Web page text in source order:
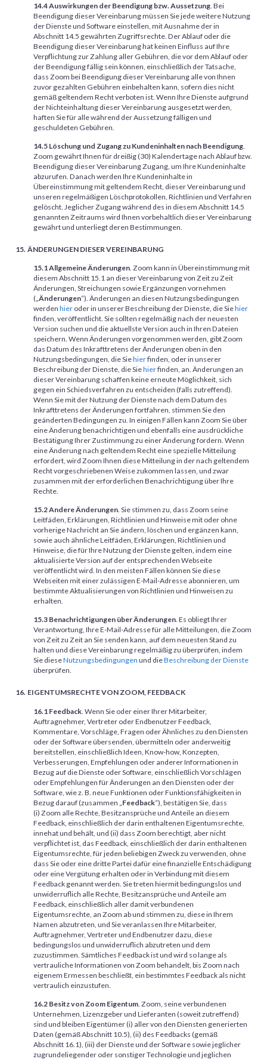
14.4 Auswirkungen der Beendigung bzw. Aussetzung. Bei
Beendigung dieser Vereinbarung müssen Sie jede weitere Nutzung
der Dienste und Software einstellen, mit Ausnahme der in
Abschnitt 14.5 gewährten Zugriffsrechte. Der Ablauf oder die
Beendigung dieser Vereinbarung hat keinen Einfluss auf Ihre
Verpflichtung zur Zahlung aller Gebühren, die vor dem Ablauf oder
der Beendigung fällig sein können, einschließlich der Tatsache,
dass Zoom bei Beendigung dieser Vereinbarung alle von Ihnen
zuvor gezahlten Gebühren einbehalten kann, sofern dies nicht
gemäß geltendem Recht verboten ist. Wenn Ihre Dienste aufgrund
der Nichteinhaltung dieser Vereinbarung ausgesetzt werden,
haften Sie für alle während der Aussetzung fälligen und
geschuldeten Gebühren.
14.5 Löschung und Zugang zu Kundeninhalten nach Beendigung.
Zoom gewährt Ihnen für dreißig (30) Kalendertage nach Ablauf bzw.
Beendigung dieser Vereinbarung Zugang, um Ihre Kundeninhalte
abzurufen. Danach werden Ihre Kundeninhalte in
Übereinstimmung mit geltendem Recht, dieser Vereinbarung und
unseren regelmäßigen Löschprotokollen, Richtlinien und Verfahren
gelöscht. Jeglicher Zugang während des in diesem Abschnitt 14.5
genannten Zeitraums wird Ihnen vorbehaltlich dieser Vereinbarung
gewährt und unterliegt deren Bestimmungen.
ÄNDERUNGEN DIESER VEREINBARUNG
15.1 Allgemeine Änderungen. Zoom kann in Übereinstimmung mit
diesem Abschnitt 15.1 an dieser Vereinbarung von Zeit zu Zeit
Änderungen, Streichungen sowie Ergänzungen vornehmen
(„Änderungen“). Änderungen an diesen Nutzungsbedingungen
werden hieroder in unserer Beschreibung der Dienste, die Siehier
finden, veröffentlicht. Sie sollten regelmäßig nach der neuesten
Version suchen und die aktuellste Version auch in Ihren Dateien
speichern. Wenn Änderungen vorgenommen werden, gibt Zoom
das Datum des Inkrafttretens der Änderungen oben in den
Nutzungsbedingungen, die Siehierfinden, oder in unserer
Beschreibung der Dienste, die Siehierfinden, an. Änderungen an
dieser Vereinbarung schaffen keine erneute Möglichkeit, sich
gegen ein Schiedsverfahren zu entscheiden (falls zutreffend).
Wenn Sie mit der Nutzung der Dienste nach dem Datum des
Inkrafttretens der Änderungen fortfahren, stimmen Sie den
geänderten Bedingungen zu. In einigen Fällen kann Zoom Sie über
eine Änderung benachrichtigen und ebenfalls eine ausdrückliche
Bestätigung Ihrer Zustimmung zu einer Änderung fordern. Wenn
eine Änderung nach geltendem Recht eine spezielle Mitteilung
erfordert, wird Zoom Ihnen diese Mitteilung in der nach geltendem
Recht vorgeschriebenen Weise zukommen lassen, und zwar
zusammen mit der erforderlichen Benachrichtigung über Ihre
Rechte.
15.2 Andere Änderungen. Sie stimmen zu, dass Zoom seine
Leitfäden, Erklärungen, Richtlinien und Hinweise mit oder ohne
vorherige Nachricht an Sie ändern, löschen und ergänzen kann,
sowie auch ähnliche Leitfäden, Erklärungen, Richtlinien und
Hinweise, die für Ihre Nutzung der Dienste gelten, indem eine
aktualisierte Version auf der entsprechenden Webseite
veröffentlicht wird. In den meisten Fällen können Sie diese
Webseiten mit einer zulässigen E-Mail-Adresse abonnieren, um
bestimmte Aktualisierungen von Richtlinien und Hinweisen zu
erhalten.
15.3 Benachrichtigungen über Änderungen. Es obliegt Ihrer
Verantwortung, Ihre E-Mail-Adresse für alle Mitteilungen, die Zoom
von Zeit zu Zeit an Sie senden kann, auf dem neuesten Stand zu
halten und diese Vereinbarung regelmäßig zu überprüfen, indem
Sie dieseNutzungsbedingungen und dieBeschreibung der Dienste
überprüfen.
EIGENTUMSRECHTE VON ZOOM, FEEDBACK
16.1 Feedback. Wenn Sie oder einer Ihrer Mitarbeiter,
Auftragnehmer, Vertreter oder Endbenutzer Feedback,
Kommentare, Vorschläge, Fragen oder Ähnliches zu den Diensten
oder der Software übersenden, übermitteln oder anderweitig
bereitstellen, einschließlich Ideen, Know-how, Konzepten,
Verbesserungen, Empfehlungen oder anderer Informationen in
Bezug auf die Dienste oder Software, einschließlich Vorschlägen
oder Empfehlungen für Änderungen an den Diensten oder der
Software, wie z. B. neue Funktionen oder Funktionsfähigkeiten in
Bezug darauf (zusammen „Feedback“), bestätigen Sie, dass
(i) Zoom alle Rechte, Besitzansprüche und Anteile an diesem
Feedback, einschließlich der darin enthaltenen Eigentumsrechte,
innehat und behält, und (ii) dass Zoom berechtigt, aber nicht
verpflichtet ist, das Feedback, einschließlich der darin enthaltenen
Eigentumsrechte, für jeden beliebigen Zweck zu verwenden, ohne
dass Sie oder eine dritte Partei dafür eine finanzielle Entschädigung
oder eine Vergütung erhalten oder in Verbindung mit diesem
Feedback genannt werden. Sie treten hiermit bedingungslos und
unwiderruflich alle Rechte, Besitzansprüche und Anteile am
Feedback, einschließlich aller damit verbundenen
Eigentumsrechte, an Zoom ab und stimmen zu, diese in Ihrem
Namen abzutreten, und Sie veranlassen Ihre Mitarbeiter,
Auftragnehmer, Vertreter und Endbenutzer dazu, diese
bedingungslos und unwiderruflich abzutreten und dem
zuzustimmen. Sämtliches Feedback ist und wird so lange als
vertrauliche Informationen von Zoom behandelt, bis Zoom nach
eigenem Ermessen beschließt, ein bestimmtes Feedback als nicht
vertraulich einzustufen.
16.2 Besitz von Zoom Eigentum. Zoom, seine verbundenen
Unternehmen, Lizenzgeber und Lieferanten (soweit zutreffend)
sind und bleiben Eigentümer (i) aller von den Diensten generierten
Daten (gemäß Abschnitt 10.5), (ii) des Feedbacks (gemäß
Abschnitt 16.1), (iii) der Dienste und der Software sowie jeglicher
zugrundeliegender oder sonstiger Technologie und jeglichen